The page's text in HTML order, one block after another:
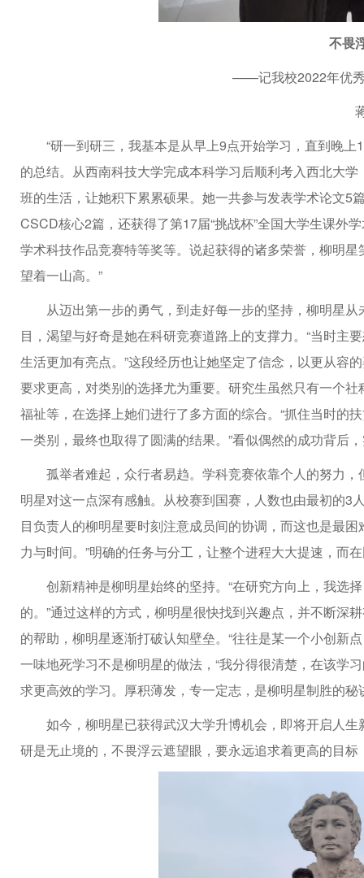
不畏
——记我校2022年优秀
“研一到研三，我基本是从早上9点开始学习，直到晚
的总结。从西南科技大学完成本科学习后顺利考入西北大
班的生活，让她积下累累硕果。她一共参与发表学术论文5
CSCD核心2篇，还获得了第17届“挑战杯”全国大学生课外
学术科技作品竞赛特等奖等。说起获得的诸多荣誉，柳明
望着一山高。”
从迈出第一步的勇气，到走好每一步的坚持，柳明星
目，渴望与好奇是她在科研竞赛道路上的支撑力。“当时主
生活更加有亮点。”这段经历也让她坚定了信念，以更从容
要求更高，对类别的选择尤为重要。研究生虽然只有一个
福祉等，在选择上她们进行了多方面的综合。“抓住当时的
一类别，最终也取得了圆满的结果。”看似偶然的成功背后
孤举者难起，众行者易趋。学科竞赛依靠个人的努力
明星对这一点深有感触。从校赛到国赛，人数也由最初的
目负责人的柳明星要时刻注意成员间的协调，而这也是最
力与时间。”明确的任务与分工，让整个进程大大提速，而
创新精神是柳明星始终的坚持。“在研究方向上，我选
的。”通过这样的方式，柳明星很快找到兴趣点，并不断深
的帮助，柳明星逐渐打破认知壁垒。“往往是某一个小创新
一味地死学习不是柳明星的做法，“我分得很清楚，在该学
求更高效的学习。厚积薄发，专一定志，是柳明星制胜的秘
如今，柳明星已获得武汉大学升博机会，即将开启人
研是无止境的，不畏浮云遮望眼，要永远追求着更高的目标